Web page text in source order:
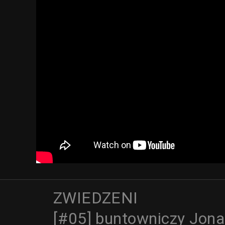
ZWIEDZENI
[#05] buntowniczy